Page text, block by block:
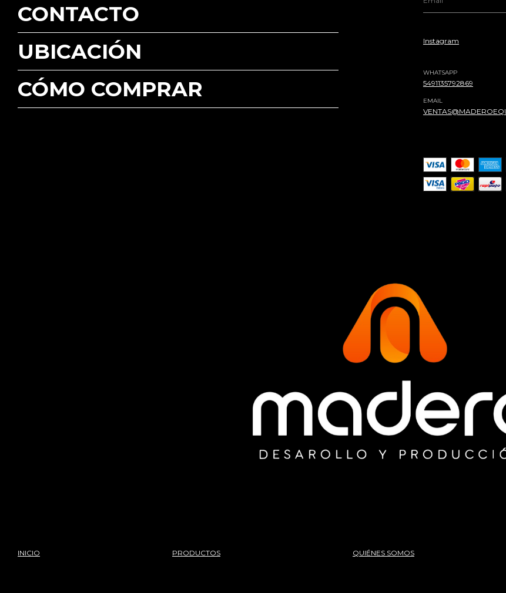
CONTACTO
UBICACIÓN
CÓMO COMPRAR
Instagram
WHATSAPP
5491135792869
EMAIL
INICIO PRODUCTOS QUIÉNES SOMOS